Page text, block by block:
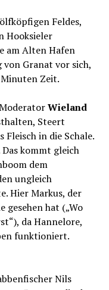
Feldes,
Hooksieler
am Alten Hafen
Granat vor sich,
Minuten Zeit.
Wieland
Steert
Fleisch in die Schale.
kommt gleich
dem
ungleich
Hier Markus, der
gesehen hat („Wo
da Hannelore,
funktioniert.
Nils